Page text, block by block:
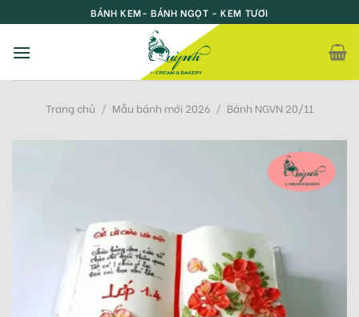
to
content
BÁNH KEM- BÁNH NGỌT - KEM TƯƠI
Trang chủ / Mẫu bánh mới 2026 / Bánh NGVN 20/11